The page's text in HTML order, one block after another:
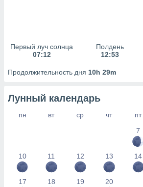
Первый луч солнца
07:12
Полдень
12:53
Продолжительность дня 10h 29m
Лунный календарь
пн вт ср чт пт
7
10 11 12 13 14
17 18 19 20